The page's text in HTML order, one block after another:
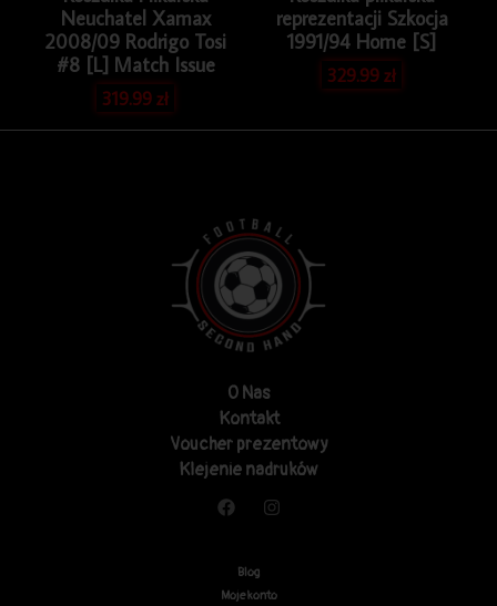
Neuchatel Xamax
2008/09 Rodrigo Tosi
#8 [L] Match Issue
319.99zł
reprezentacji Szkocja
1991/94 Home [S]
329.99zł
O Nas
Kontakt
Voucher prezentowy
Klejenie nadruków
Blog
Moje konto